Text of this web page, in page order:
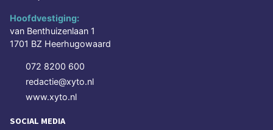
Hoofdvestiging:
van Benthuizenlaan 1
1701 BZ Heerhugowaard
072 8200 600
redactie@xyto.nl
www.xyto.nl
SOCIAL MEDIA